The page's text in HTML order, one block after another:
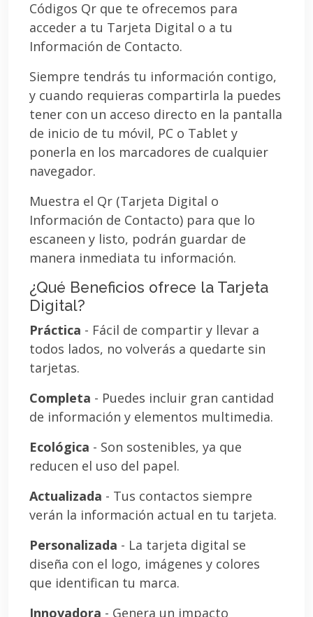
Códigos Qr que te ofrecemos para
acceder a tu Tarjeta Digital o a tu
Información de Contacto.
Siempre tendrás tu información contigo,
y cuando requieras compartirla la puedes
tener con un acceso directo en la pantalla
de inicio de tu móvil, PC o Tablet y
ponerla en los marcadores de cualquier
navegador.
Muestra el Qr (Tarjeta Digital o
Información de Contacto) para que lo
escaneen y listo, podrán guardar de
manera inmediata tu información.
¿Qué Beneficios ofrece la Tarjeta
Digital?
Práctica - Fácil de compartir y llevar a
todos lados, no volverás a quedarte sin
tarjetas.
Completa - Puedes incluir gran cantidad
de información y elementos multimedia.
Ecológica - Son sostenibles, ya que
reducen el uso del papel.
Actualizada - Tus contactos siempre
verán la información actual en tu tarjeta.
Personalizada - La tarjeta digital se
diseña con el logo, imágenes y colores
que identifican tu marca.
Innovadora - Genera un impacto